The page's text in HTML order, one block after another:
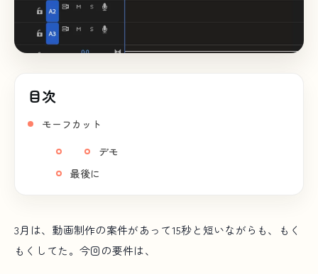
目次
モーフカット
デモ
最後に
3月は、動画制作の案件があって15秒と短いながらも、もく
もくしてた。今回の要件は、